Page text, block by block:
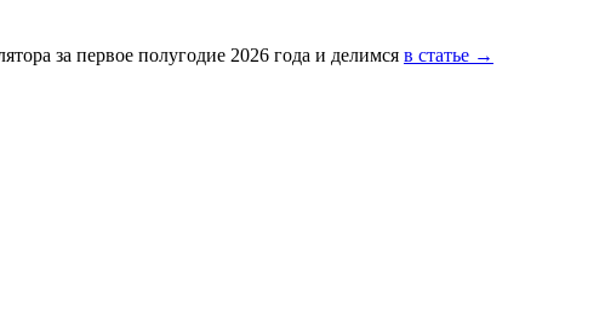
за первое полугодие 2026 года и делимся в статье →